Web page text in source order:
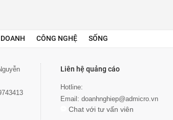
CÔNG NGHỆ SỐNG
Liên hệ quảng cáo
Hotline:
Email: doanhnghiep@admicro.vn
Chat với tư vấn viên